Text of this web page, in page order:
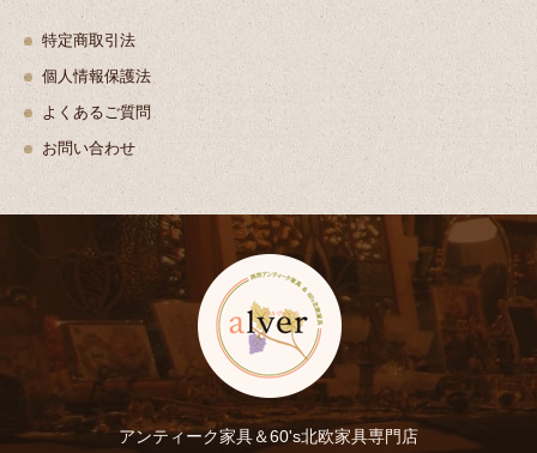
特定商取引法
個人情報保護法
よくあるご質問
お問い合わせ
アンティーク家具＆60's北欧家具専門店